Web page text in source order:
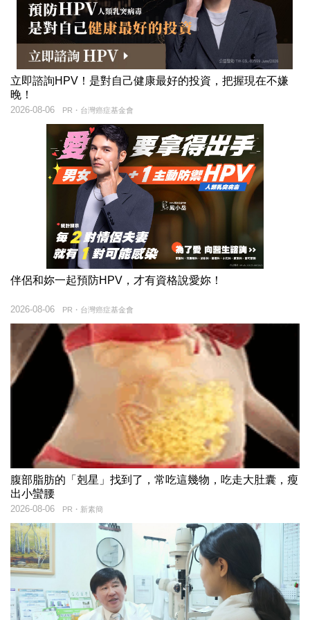
立即諮詢HPV！是對自己健康最好的投資，把握現在不嫌
晚！
PR・台灣癌症基金會
2026-08-06
伴侶和妳一起預防HPV，才有資格說愛妳！
PR・台灣癌症基金會
2026-08-06
腹部脂肪的「剋星」找到了，常吃這幾物，吃走大肚囊，瘦
出小蠻腰
PR・新素簡
2026-08-06